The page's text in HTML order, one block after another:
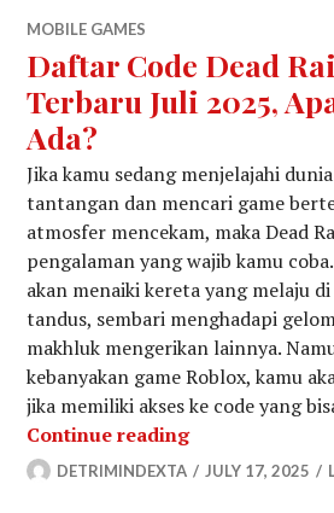
MOBILE GAMES
Daftar Code Dead
Terbaru Juli 2025,
Ada?
Jika kamu sedang menjelajahi
tantangan dan mencari game
atmosfer mencekam, maka Dead
pengalaman yang wajib kamu
akan menaiki kereta yang melaju
tandus, sembari menghadapi
makhluk mengerikan lainnya.
kebanyakan game Roblox, kamu
jika memiliki akses ke code yang
Continue readingDaftar Code
DETRIMINDEXTA JULY 17, 2025